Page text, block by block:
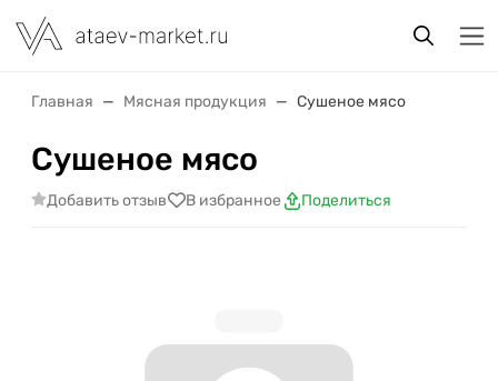
Главная Мясная продукция Сушеное мясо
Сушеное мясо
Добавить отзыв В избранное Поделиться